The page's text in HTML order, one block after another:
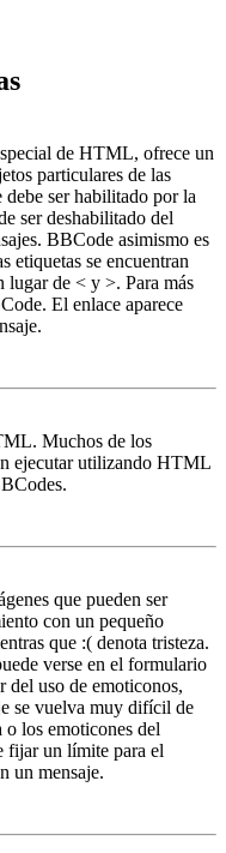
de HTML, ofrece un
particulares de las
ser habilitado por la
ser deshabilitado del
BBCode asimismo es
se encuentran
lugar de < y >. Para más
El enlace aparece
Muchos de los
ejecutar utilizando HTML
que pueden ser
con un pequeño
que :( denota tristeza.
verse en el formulario
del uso de emoticonos,
se vuelva muy difícil de
los emoticones del
fijar un límite para el
un mensaje.